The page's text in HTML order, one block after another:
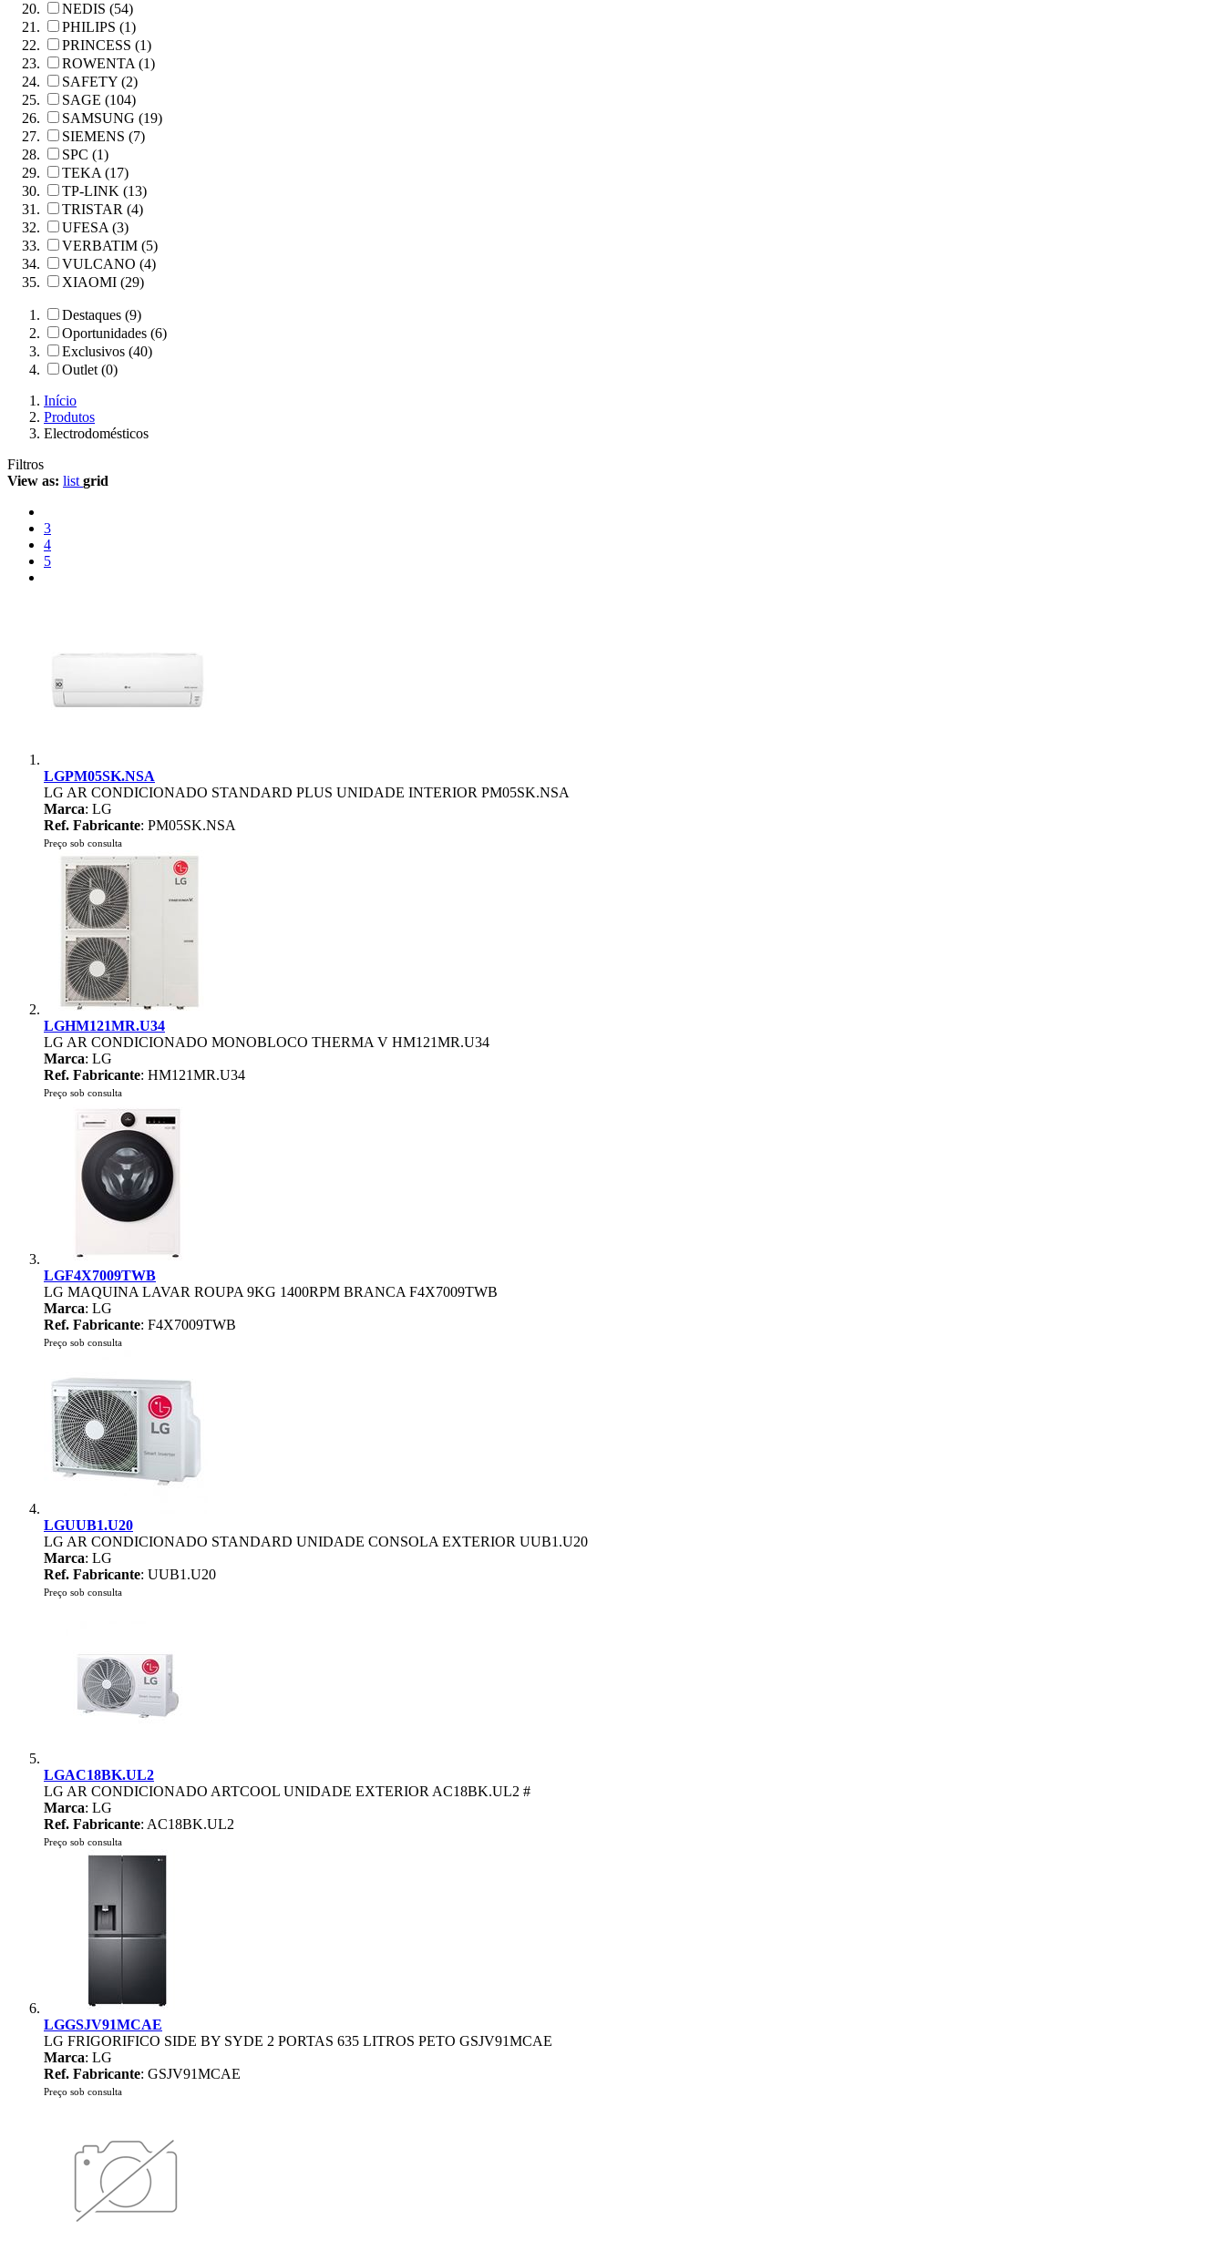
NEDIS (54)
PHILIPS (1)
PRINCESS (1)
ROWENTA (1)
SAFETY (2)
SAGE (104)
SAMSUNG (19)
SIEMENS (7)
SPC (1)
TEKA (17)
TP-LINK (13)
TRISTAR (4)
UFESA (3)
VERBATIM (5)
VULCANO (4)
XIAOMI (29)
Destaques (9)
Oportunidades (6)
Exclusivos (40)
Outlet (0)
Início
Produtos
Electrodomésticos
Filtros
View as: list grid
3
4
5
LGPM05SK.NSA
LG AR CONDICIONADO STANDARD PLUS UNIDADE INTERIOR PM05SK.NSA
Marca: LG
Ref. Fabricante: PM05SK.NSA
Preço sob consulta
LGHM121MR.U34
LG AR CONDICIONADO MONOBLOCO THERMA V HM121MR.U34
Marca: LG
Ref. Fabricante: HM121MR.U34
Preço sob consulta
LGF4X7009TWB
LG MAQUINA LAVAR ROUPA 9KG 1400RPM BRANCA F4X7009TWB
Marca: LG
Ref. Fabricante: F4X7009TWB
Preço sob consulta
LGUUB1.U20
LG AR CONDICIONADO STANDARD UNIDADE CONSOLA EXTERIOR UUB1.U20
Marca: LG
Ref. Fabricante: UUB1.U20
Preço sob consulta
LGAC18BK.UL2
LG AR CONDICIONADO ARTCOOL UNIDADE EXTERIOR AC18BK.UL2 #
Marca: LG
Ref. Fabricante: AC18BK.UL2
Preço sob consulta
LGGSJV91MCAE
LG FRIGORIFICO SIDE BY SYDE 2 PORTAS 635 LITROS PETO GSJV91MCAE
Marca: LG
Ref. Fabricante: GSJV91MCAE
Preço sob consulta